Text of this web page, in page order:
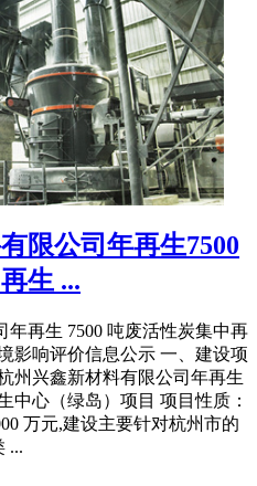
限公司年再生7500
生 ...
年再生 7500 吨废活性炭集中再
影响评价信息公示 一、建设项
州兴鑫新材料有限公司年再生
中心（绿岛）项目 项目性质：
万元,建设主要针对杭州市的
...